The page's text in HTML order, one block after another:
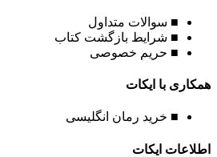
■ سوالات متداول
■ شرایط بازگشت کتاب
■ حریم خصوصی
همکاری با ایکات
■ خرید رمان انگلیسی
اطلاعات ایکات